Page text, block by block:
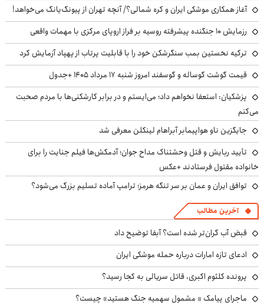
آغاز همکاری موشکی ایران و کره شمالی؟/ آنچه تهران از پیونگ‌یانگ می‌خواهد!
رزمایش ۱۰ جنگنده پیشرفته روسیه بر فراز اروپای مرکزی با مهمات واقعی
ترکیه نخستین بمب سنگرشکن خود را با قابلیت پرتاب از پهپاد آزمایش کرد
قیمت گوشت گوساله و گوسفند امروز شنبه ۱۷ مرداد ۱۴۰۵ +جدول
پزشکیان: استعفا نخواهم داد؛ می‌ایستم و در برابر کارشکنی‌ها با مردم صحبت
می‌کنم
جایگزین ناو هواپیمابر آبراهام لینکلن معرفی شد
تأیید ربایش و قتل وحشتناک مداح جوان؛ آدمکش‌ها فیلم جنایت را برای
خانواده مقتول فرستادند +عکس
توافق ایران و عمان بر سر تنگه هرمز؛ ترامپ آماده تسلیم بزرگ می‌شود؟
آخرین مطالب
قبض آب گران‌تر شده است؟ آبفا توضیح داد
ادعای تازه امارات درباره حمله موشکی ایران
پرونده کلثوم اکبری، قاتل سریالی به کجا رسید؟
ماجرای پیامک « مشمول سهمیه جنگ هستید» چیست؟